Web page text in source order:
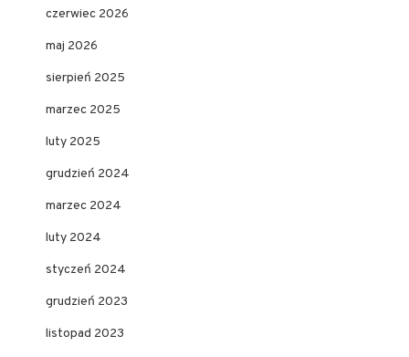
czerwiec 2026
maj 2026
sierpień 2025
marzec 2025
luty 2025
grudzień 2024
marzec 2024
luty 2024
styczeń 2024
grudzień 2023
listopad 2023